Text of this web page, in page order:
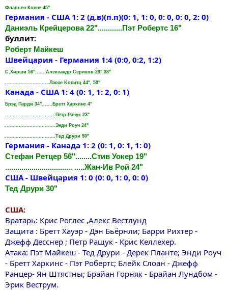
Флавьен Конне 45"
Германия - США 1: 2 (д.в)(п.п)(0: 1, 1: 0, 0: 0, 0: 0, 2: 0)
Даниэль Крейцерова 22"............Пэт Робертс 16"
буллит:
Роберт Майкеш
Швейцария - Германия 1:4 (0:0, 0:2, 1:2)
С.Хирши 56".......Александр Сериков 29",38"
.............................Лассе Koпитц 44", 59"
Канада - США 1: 4 (0: 1, 1: 2, 0: 1)
Брэд Парди 34".......Бретт Харкинс 4"
.................................Петр Рачук 23"
.................................Энди Роуч 24"
.................................Тед Друри 50"
Германия - Канада 1: 2 (0: 1, 0: 1, 1: 0)
Стефан Ретцер 56"........Стив Уокер 19"
................................. .....Жан-Ив Рой 24"
США - Швейцария 1: 0 (0: 0, 1: 0, 0: 0)
Тед Друри 30"
США:
Вратарь: Крис Роглес ,Aлекс Вестлунд
Защита : Бретт Хауэр - Дэн Бьёрнли; Барри Рихтер -
Джефф Десснер ; Петр Ращук - Крис Келлехер.
Aтака: Пэт Mайкеш - Тед Друри - Дерек Планте; Энди Роуч
- Бретт Харкинс - Пэт Робертс; Блейк Слоан - Джефф
Ранцер- Ян Штястны; Брайан Горняк - Брайан Лундбом -
Эрик Веструм.